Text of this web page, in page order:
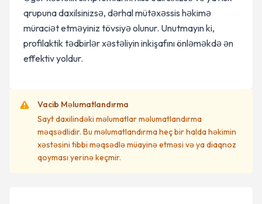
qrupuna daxilsinizsə, dərhal mütəxəssis həkimə
müraciət etməyiniz tövsiyə olunur. Unutmayın ki,
profilaktik tədbirlər xəstəliyin inkişafını önləməkdə ən
effektiv yoldur.
Vacib Məlumatlandırma
Sayt daxilindəki məlumatlar məlumatlandırma
məqsədlidir. Bu məlumatlandırma heç bir halda həkimin
xəstəsini tibbi məqsədlə müayinə etməsi və ya diaqnoz
qoyması yerinə keçmir.